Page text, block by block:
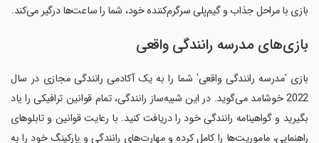
بازی با مراحل جذاب و گیم‌پلی سرگرم‌کننده خود، شما را ساعت‌ها درگیر می‌کند.
بازی‌های مدرسه رانندگی واقعی
بازی 'مدرسه رانندگی واقعی' شما را به یک آکادمی رانندگی مجازی در سال
2022 خوشامد می‌گوید. در این شبیه‌ساز رانندگی، تمام قوانین ترافیکی را یاد
بگیرید و گواهینامه رانندگی خود را دریافت کنید. با رعایت قوانین و تابلوهای
راهنمایی، ماموریت‌ها را کامل کرده و مهارت‌های رانندگی و پارکینگ خود را به